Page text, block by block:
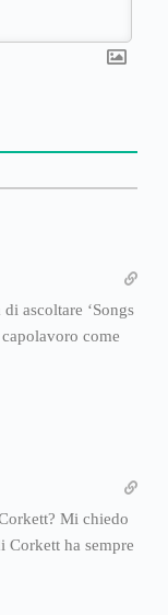
ascoltare ‘Songs
come
Mi chiedo
Corkett ha sempre